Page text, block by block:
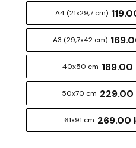
A4 (21x29,7 cm)
A3 (29,7x42 cm)
40x50 cm 189.00
50x70 cm 229.00
61x91 cm 269.00